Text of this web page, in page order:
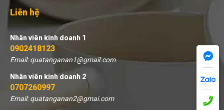
Liên hệ
Nhân viên kinh doanh 1
0902418123
Email: quatanganan1@gmail.com
Nhân viên kinh doanh 2
0707260997
Email: quatanganan2@gmai.com